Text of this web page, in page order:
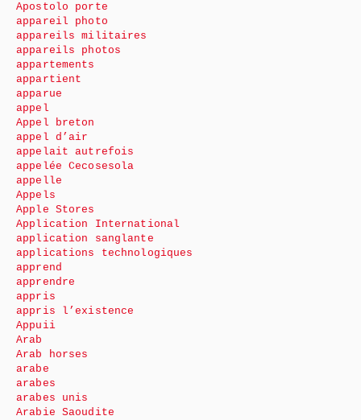
Apostolo porte
appareil photo
appareils militaires
appareils photos
appartements
appartient
apparue
appel
Appel breton
appel d’air
appelait autrefois
appelée Cecosesola
appelle
Appels
Apple Stores
Application International
application sanglante
applications technologiques
apprend
apprendre
appris
appris l’existence
Appuii
Arab
Arab horses
arabe
arabes
arabes unis
Arabie Saoudite